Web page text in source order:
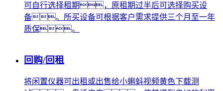
可自行选择租期，原租期过半后可选择购买设
备。所买设备可根据客户需求提供三个月至一年
质保。
回购/回租
将闲置仪器可出租或出售给小蝌蚪视频黄色下载测